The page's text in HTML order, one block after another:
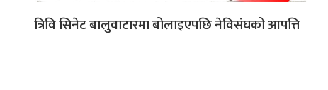
त्रिवि सिनेट बालुवाटारमा बोलाइएपछि नेविसंघको आपत्ति